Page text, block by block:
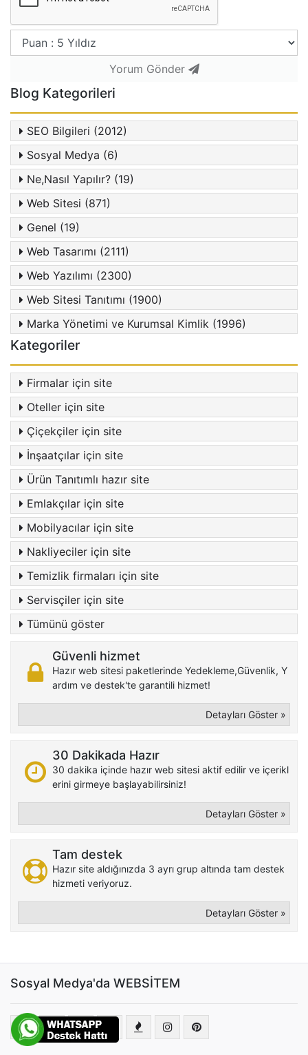
Yorum Gönder
Blog Kategorileri
SEO Bilgileri (2012)
Sosyal Medya (6)
Ne,Nasıl Yapılır? (19)
Web Sitesi (871)
Genel (19)
Web Tasarımı (2111)
Web Yazılımı (2300)
Web Sitesi Tanıtımı (1900)
Marka Yönetimi ve Kurumsal Kimlik (1996)
Kategoriler
Firmalar için site
Oteller için site
Çiçekçiler için site
İnşaatçılar için site
Ürün Tanıtımlı hazır site
Emlakçılar için site
Mobilyacılar için site
Nakliyeciler için site
Temizlik firmaları için site
Servisçiler için site
Tümünü göster
Güvenli hizmet
Hazır web sitesi paketlerinde Yedekleme,Güvenlik, Y
ardım ve destek'te garantili hizmet!
Detayları Göster »
30 Dakikada Hazır
30 dakika içinde hazır web sitesi aktif edilir ve içerikl
erini girmeye başlayabilirsiniz!
Detayları Göster »
Tam destek
Hazır site aldığınızda 3 ayrı grup altında tam destek
hizmeti veriyoruz.
Detayları Göster »
Sosyal Medya'da WEBSİTEM